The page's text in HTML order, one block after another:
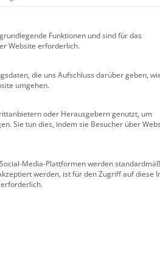
Maßnahmen
verzweifelter
in das Grundrecht
Menschen ein.
Gruppen, für die eine
Funktionen und sind für das
Website erforderlich.
die uns Aufschluss darüber geben,
umgehen.
oder Herausgebern genutzt, um
Sie tun dies, indem sie Besucher über
Media-Plattformen werden
werden, ist für den Zugriff auf diese